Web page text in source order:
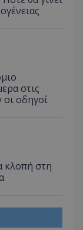
στις
οι οδηγοί
κλοπή στη